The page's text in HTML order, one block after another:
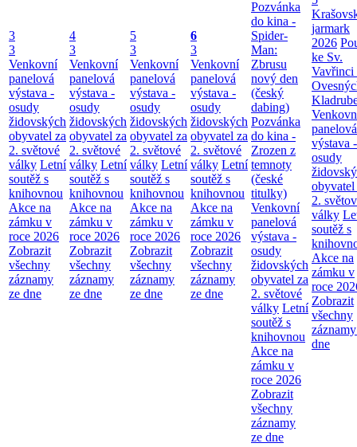
3
3
Venkovní
panelová
výstava -
osudy
židovských
obyvatel za
2. světové
války Letní
soutěž s
knihovnou
Akce na
zámku v
roce 2026
Zobrazit
všechny
záznamy
ze dne
4
3
Venkovní
panelová
výstava -
osudy
židovských
obyvatel za
2. světové
války Letní
soutěž s
knihovnou
Akce na
zámku v
roce 2026
Zobrazit
všechny
záznamy
ze dne
5
3
Venkovní
panelová
výstava -
osudy
židovských
obyvatel za
2. světové
války Letní
soutěž s
knihovnou
Akce na
zámku v
roce 2026
Zobrazit
všechny
záznamy
ze dne
6
3
Venkovní
panelová
výstava -
osudy
židovských
obyvatel za
2. světové
války Letní
soutěž s
knihovnou
Akce na
zámku v
roce 2026
Zobrazit
všechny
záznamy
ze dne
Pozvánka
do kina -
Spider-
Man:
Zbrusu
nový den
(český
dabing)
Pozvánka
do kina -
Zrozen z
temnoty
(české
titulky)
Venkovní
panelová
výstava -
osudy
židovských
obyvatel za
2. světové
války Letní
soutěž s
knihovnou
Akce na
zámku v
roce 2026
Zobrazit
všechny
záznamy
ze dne
jarmark
2026
ke Sv.
Vavřinci
panelová
výstava -
osudy
obyvatel
2.
války
soutěž s
Akce na
zámku v
roce
Zobrazit
všechny
dne